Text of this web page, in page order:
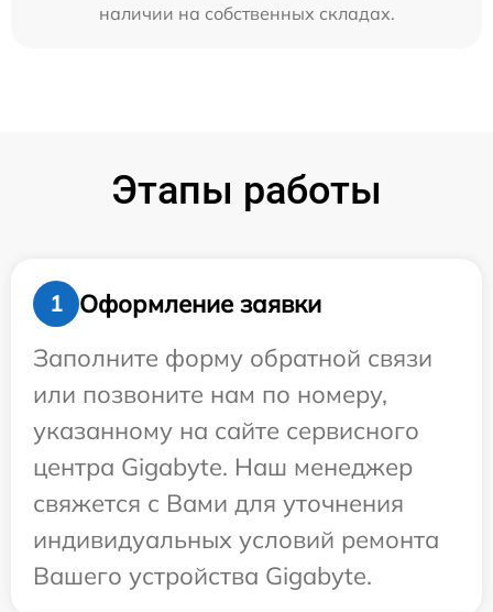
наличии на собственных складах.
Этапы работы
1
Оформление заявки
Заполните форму обратной связи
или позвоните нам по номеру,
указанному на сайте сервисного
центра Gigabyte. Наш менеджер
свяжется с Вами для уточнения
индивидуальных условий ремонта
Вашего устройства Gigabyte.